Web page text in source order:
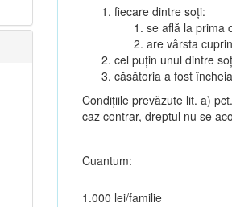
fiecare dintre soți:
se află la prima
are vârsta
cel puțin unul dintre
căsătoria a fost
Condițiile prevăzute lit. a)
caz contrar, dreptul nu se
Cuantum:
1.000 lei/familie